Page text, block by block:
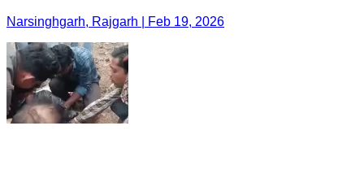
Narsinghgarh, Rajgarh | Feb 19, 2026